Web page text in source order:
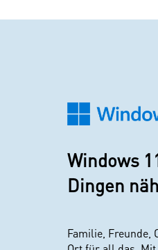
Windows
Dingen
Familie, Freunde,